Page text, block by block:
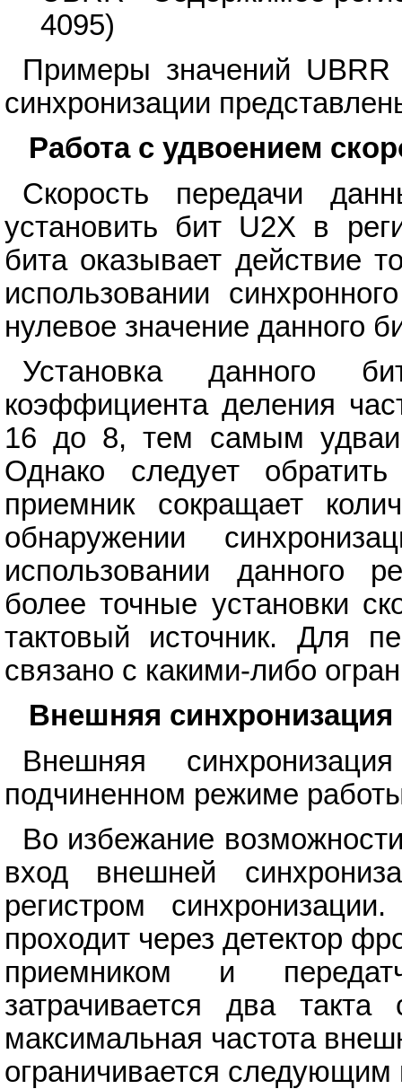
4095)
Примеры значений UBRR
синхронизации
Работа с удвоением
Скорость передачи
установить бит U2X в
бита оказывает действие
использовании
нулевое значение данного
Установка данного
коэффициента деления
16 до 8, тем самым
Однако следует
приемник сокращает
обнаружении
использовании данного
более точные установки
тактовый источник. Для
связано с какими-либо
Внешняя синхронизация
Внешняя
подчиненном режиме
Во избежание
вход внешней
регистром
проходит через детектор
приемником и
затрачивается два
максимальная частота
ограничивается